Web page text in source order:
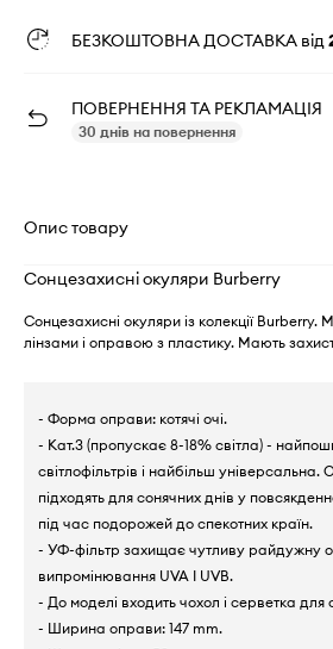
БЕЗКОШТОВНА ДОСТАВКА від
ПОВЕРНЕННЯ ТА РЕКЛАМАЦІЯ
30 днів на повернення
Опис товару
Сонцезахисні окуляри Burberry
Сонцезахисні окуляри із колекції Burberry.
лінзами і оправою з пластику. Мають
- Форма оправи: котячі очі.
- Кат.3 (пропускає 8-18% світла) -
світлофільтрів і найбільш універсальна.
підходять для сонячних днів у
під час подорожей до спекотних країн.
- УФ-фільтр захищає чутливу райдужну
випромінювання UVA I UVB.
- До моделі входить чохол і серветка для
- Ширина оправи: 147 mm.